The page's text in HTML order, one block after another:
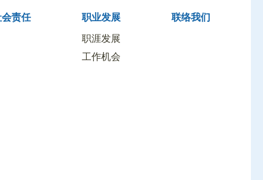
会责任 职业发展
职涯发展
工作机会
联络我们